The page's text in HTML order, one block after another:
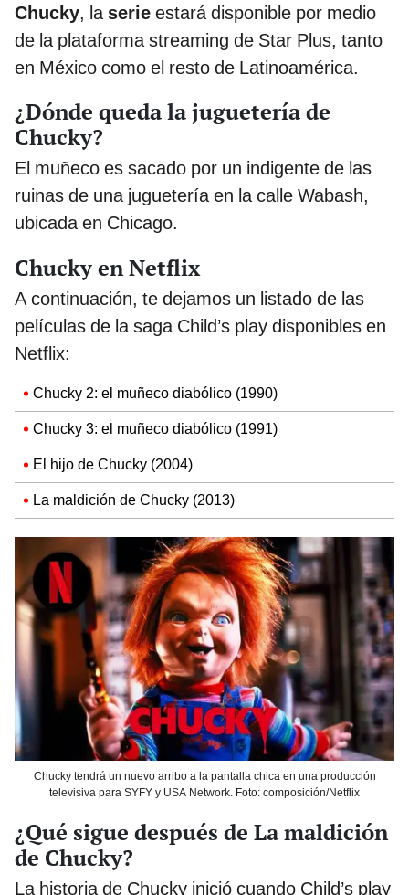
Chucky, la serie estará disponible por medio
de la plataforma streaming de Star Plus, tanto
en México como el resto de Latinoamérica.
¿Dónde queda la juguetería de
Chucky?
El muñeco es sacado por un indigente de las
ruinas de una juguetería en la calle Wabash,
ubicada en Chicago.
Chucky en Netflix
A continuación, te dejamos un listado de las
películas de la saga Child’s play disponibles en
Netflix:
Chucky 2: el muñeco diabólico (1990)
Chucky 3: el muñeco diabólico (1991)
El hijo de Chucky (2004)
La maldición de Chucky (2013)
Chucky tendrá un nuevo arribo a la pantalla chica en una producción
televisiva para SYFY y USA Network. Foto: composición/Netflix
¿Qué sigue después de La maldición
de Chucky?
La historia de Chucky inició cuando Child’s play